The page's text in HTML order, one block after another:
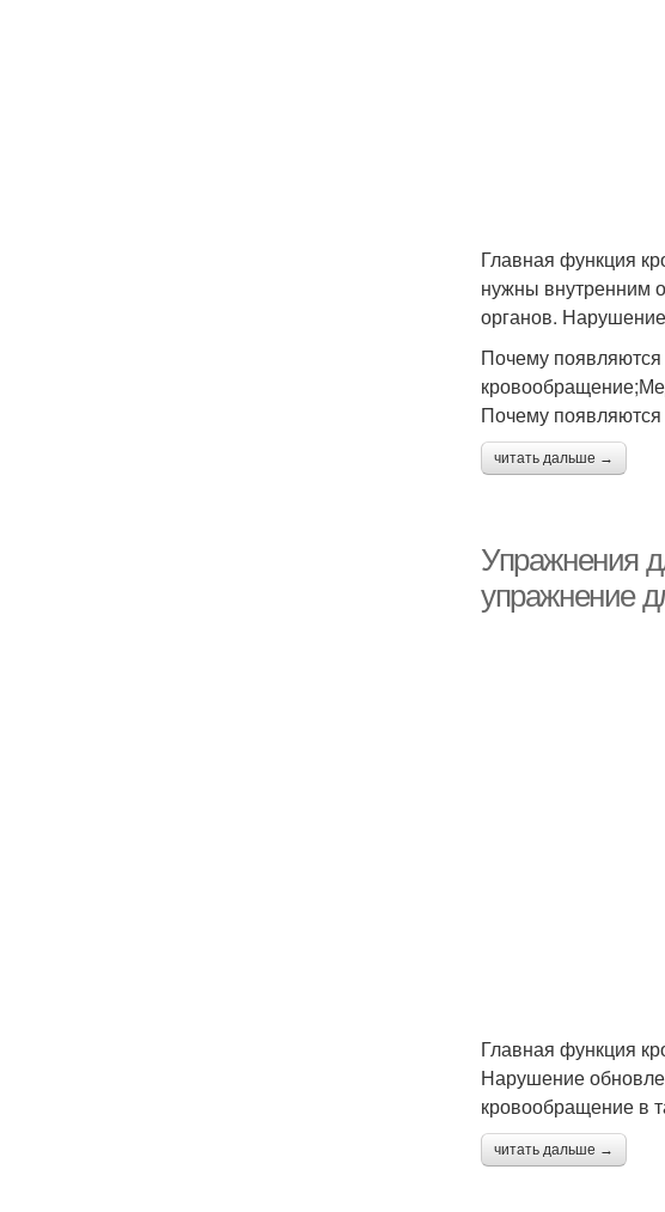
Главная функция
нужны внутренним
органов.
Почему
Почему
читать дальше →
Упражнения
упражнение
Главная функция
Нарушение
кровообращение в
читать дальше →